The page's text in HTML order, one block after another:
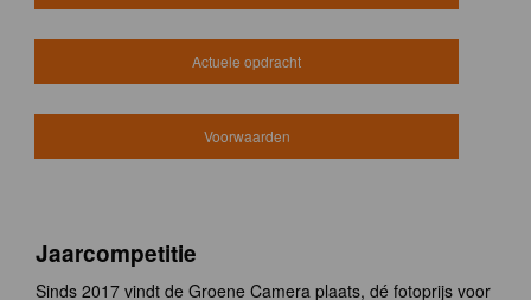
Actuele opdracht
Voorwaarden
Jaarcompetitie
Sinds 2017 vindt de Groene Camera plaats, dé fotoprijs voor